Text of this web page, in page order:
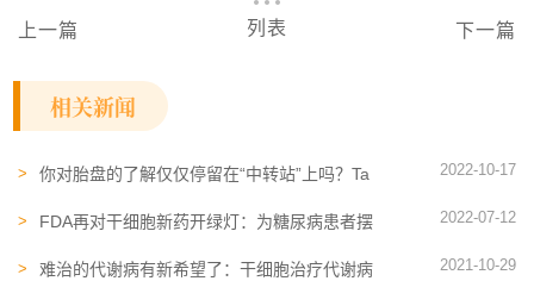
上一篇 列表 下一篇
相关新闻
你对胎盘的了解仅仅停留在“中转站”上吗？Ta
2022-10-17
FDA再对干细胞新药开绿灯：为糖尿病患者摆
2022-07-12
难治的代谢病有新希望了：干细胞治疗代谢病
2021-10-29